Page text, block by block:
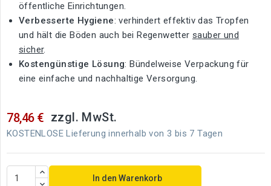
öffentliche Einrichtungen.
Verbesserte Hygiene: verhindert effektiv das Tropfen
und hält die Böden auch bei Regenwetter sauber und
sicher.
Kostengünstige Lösung: Bündelweise Verpackung für
eine einfache und nachhaltige Versorgung.
78,46 € zzgl. MwSt.
KOSTENLOSE Lieferung innerhalb von 3 bis 7 Tagen
In den Warenkorb